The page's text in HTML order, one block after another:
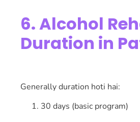
6. Alcohol
Duration in
Generally duration hoti hai:
30 days (basic program)